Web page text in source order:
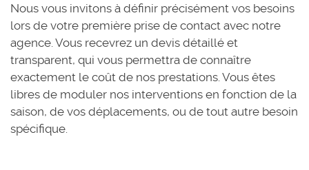
Nous vous invitons à définir précisément vos besoins
lors de votre première prise de contact avec notre
agence. Vous recevrez un devis détaillé et
transparent, qui vous permettra de connaître
exactement le coût de nos prestations. Vous êtes
libres de moduler nos interventions en fonction de la
saison, de vos déplacements, ou de tout autre besoin
spécifique.